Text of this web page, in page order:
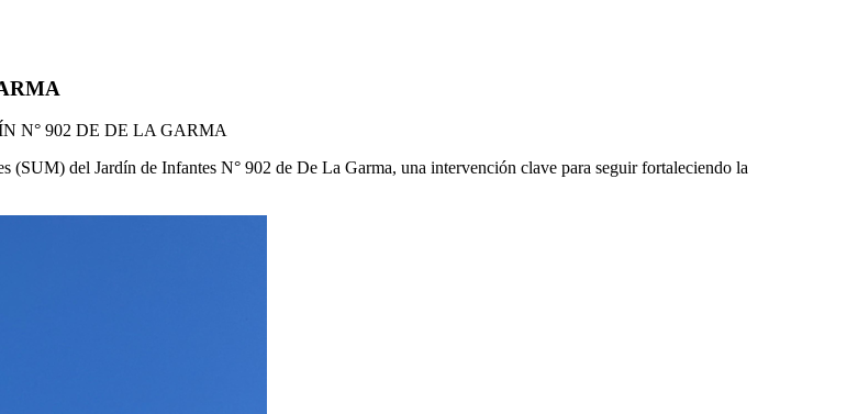
N° 902 DE DE LA GARMA
del Jardín de Infantes N° 902 de De La Garma, una intervención clave para seguir fortaleciendo la